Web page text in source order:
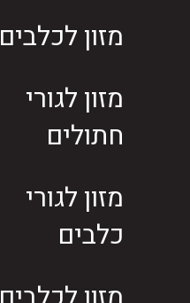
מזון לכלבים
מזון לגורי
חתולים
מזון לגורי
כלבים